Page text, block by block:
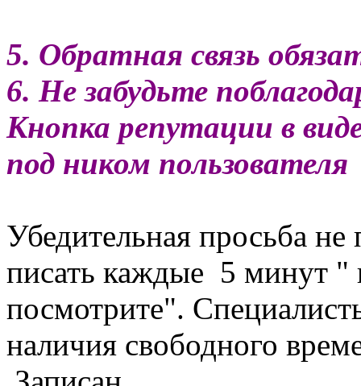
5. Обратная связь
6. Не забудьте
Кнопка репутации в
под ником пользователя
Убедительная просьба
писать каждые 5 минут "
посмотрите".
наличия свободного